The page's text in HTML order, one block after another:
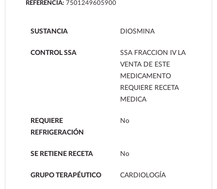
REFERENCIA: 7501249605900
SUSTANCIA DIOSMINA
CONTROL SSA
SSA FRACCION IV LA
VENTA DE ESTE
MEDICAMENTO
REQUIERE RECETA
MEDICA
REQUIERE
REFRIGERACIÓN
No
SE RETIENE RECETA No
GRUPO TERAPÉUTICO CARDIOLOGÍA